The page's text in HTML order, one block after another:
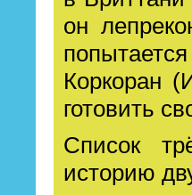
он
Коркоран
готовить
Список
историю